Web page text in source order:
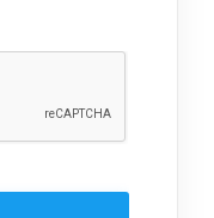
등을 통하여
련하여 회사와
인
서비스의 원활
방지 및 제
고지사항 전
원처리 등 이
석, 서비스 이